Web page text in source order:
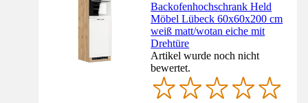
Backofenhochschrank Held
Möbel Lübeck 60x60x200 cm
weiß matt/wotan eiche mit
Drehtüre
Artikel wurde noch nicht
bewertet.